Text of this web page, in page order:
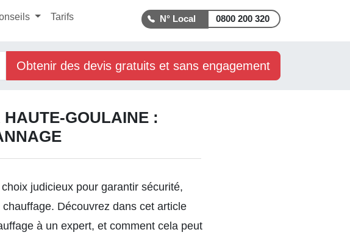
Tarifs 0800 200 320
Obtenir des devis gratuits et sans engagement
GOULAINE :
judicieux pour garantir sécurité,
Découvrez dans cet article
à un expert, et comment cela peut